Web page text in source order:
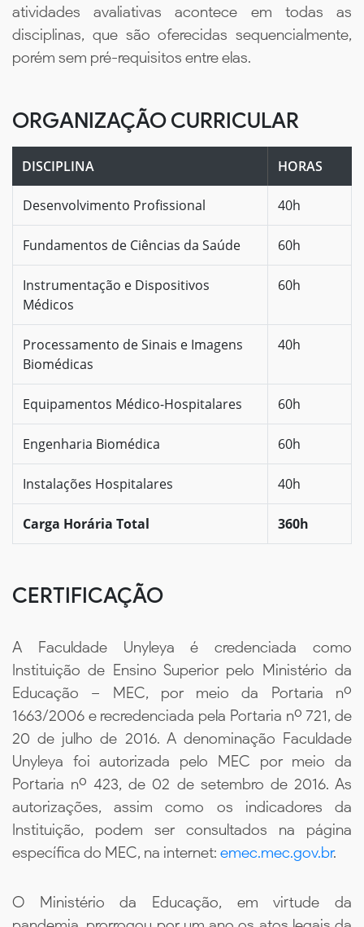
atividades avaliativas acontece em todas as
disciplinas, que são oferecidas sequencialmente,
porém sem pré-requisitos entre elas.
ORGANIZAÇÃO CURRICULAR
DISCIPLINA HORAS
Desenvolvimento Profissional 40h
Fundamentos de Ciências da Saúde 60h
Instrumentação e Dispositivos
Médicos
60h
Processamento de Sinais e Imagens
Biomédicas
40h
Equipamentos Médico-Hospitalares 60h
Engenharia Biomédica 60h
Instalações Hospitalares 40h
Carga Horária Total 360h
CERTIFICAÇÃO
A Faculdade Unyleya é credenciada como
Instituição de Ensino Superior pelo Ministério da
Educação – MEC, por meio da Portaria nº
1663/2006 e recredenciada pela Portaria nº 721, de
20 de julho de 2016. A denominação Faculdade
Unyleya foi autorizada pelo MEC por meio da
Portaria nº 423, de 02 de setembro de 2016. As
autorizações, assim como os indicadores da
Instituição, podem ser consultados na página
específica do MEC, na internet: emec.mec.gov.br.
O Ministério da Educação, em virtude da